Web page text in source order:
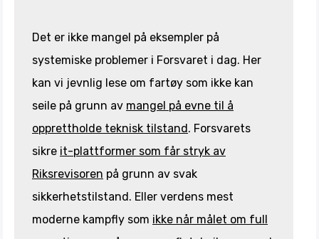
Det er ikke mangel på eksempler på
systemiske problemer i Forsvaret i dag. Her
kan vi jevnlig lese om fartøy som ikke kan
seile på grunn av mangel på evne til å
opprettholde teknisk tilstand. Forsvarets
sikre it-plattformer som får stryk av
Riksrevisoren på grunn av svak
sikkerhetstilstand. Eller verdens mest
moderne kampfly som ikke når målet om full